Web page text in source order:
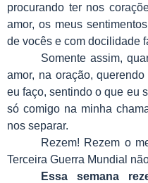
procurando ter nos
amor, os meus
de vocês e com docilidade
Somente assim,
amor, na oração,
eu faço, sentindo o que eu
só comigo na minha
nos separar.
Rezem! Rezem o
Terceira Guerra Mundial
Essa semana